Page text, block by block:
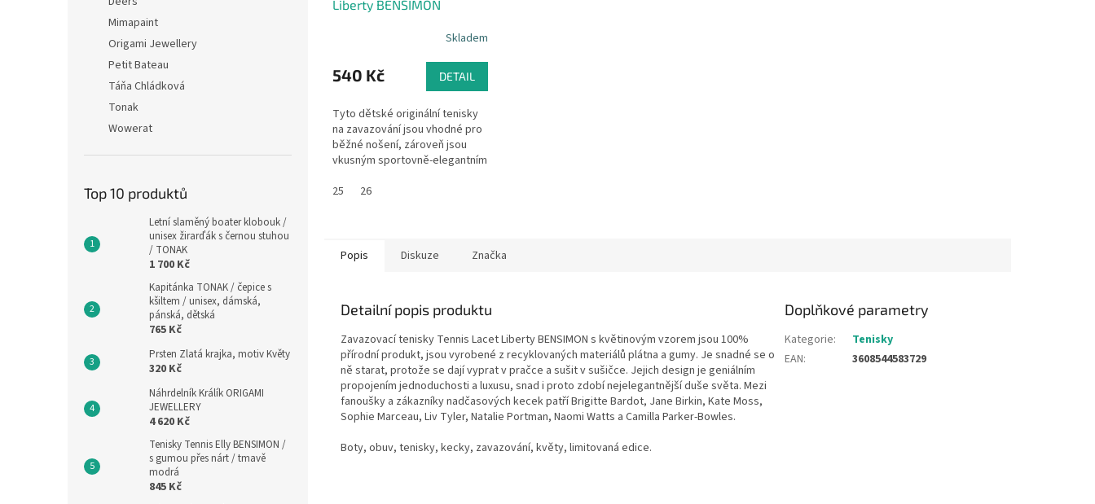
Mimapaint
Origami Jewellery
Petit Bateau
Táňa Chládková
Tonak
Wowerat
Top 10 produktů
Letní slaměný boater klobouk /
unisex žirarďák s černou stuhou
/ TONAK
1 700 Kč
Kapitánka TONAK / čepice s
kšiltem / unisex, dámská,
pánská, dětská
765 Kč
Prsten Zlatá krajka, motiv Květy
320 Kč
Náhrdelník Králík ORIGAMI
JEWELLERY
4 620 Kč
Tenisky Tennis Elly BENSIMON /
s gumou přes nárt / tmavě
modrá
845 Kč
Liberty BENSIMON
Skladem
540 Kč DETAIL
Tyto dětské originální tenisky
na zavazování jsou vhodné pro
běžné nošení, zároveň jsou
vkusným sportovně-elegantním
pohodlné. Motiv drobných...
25 26
Popis Diskuze Značka
Detailní popis produktu
Zavazovací tenisky Tennis Lacet Liberty BENSIMON s květinovým vzorem jsou 100%
přírodní produkt, jsou vyrobené z recyklovaných materiálů plátna a gumy. Je snadné se o
ně starat, protože se dají vyprat v pračce a sušit v sušičce. Jejich design je geniálním
propojením jednoduchosti a luxusu, snad i proto zdobí nejelegantnější duše světa. Mezi
fanoušky a zákazníky nadčasových kecek patří Brigitte Bardot, Jane Birkin, Kate Moss,
Sophie Marceau, Liv Tyler, Natalie Portman, Naomi Watts a Camilla Parker-Bowles.
Boty, obuv, tenisky, kecky, zavazování, květy, limitovaná edice.
Doplňkové parametry
Kategorie:
Tenisky
EAN: 3608544583729